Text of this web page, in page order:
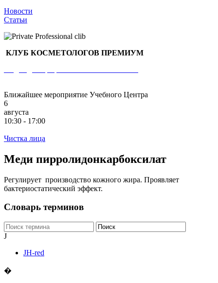
Новости
Статьи
КЛУБ КОСМЕТОЛОГОВ ПРЕМИУМ
Ближайшее мероприятие Учебного Центра
6
августа
10:30 - 17:00
Чистка лица
Меди пирролидонкарбоксилат
Регулирует производство кожного жира. Проявляет
бактериостатический эффект.
Словарь терминов
J
JH-red
�